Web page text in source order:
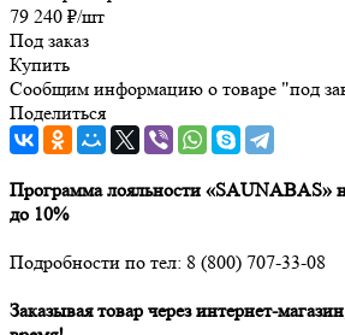
79 240 ₽/шт
Под заказ
Купить
Сообщим информацию о товаре "под
Поделиться
Программа лояльности «SAUNABAS»
до 10%
Подробности по тел: 8 (800) 707-33-08
Заказывая товар через интернет-